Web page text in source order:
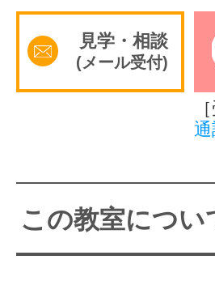
見学・相談
(メール受付)
この教室につい